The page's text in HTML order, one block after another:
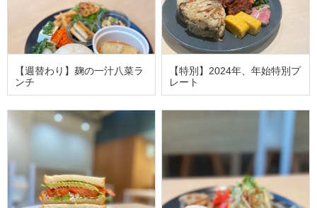
【週替わり】麹の一汁八菜ラ
ンチ
【特別】2024年、年始特別プ
レート